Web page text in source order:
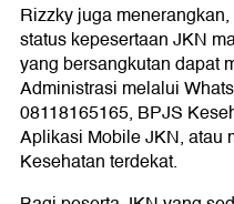
Rizzky juga
status kepesertaan JKN
yang bersangkutan dapat
Administrasi melalui
08118165165, BPJS
Aplikasi Mobile JKN, atau
Kesehatan terdekat.